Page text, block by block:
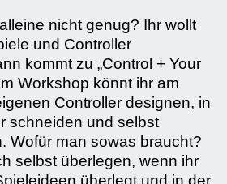
nicht genug? Ihr wollt
und Controller
kommt zu „Control + Your
Workshop könnt ihr am
Controller designen, in
schneiden und selbst
Wofür man sowas braucht?
selbst überlegen, wenn ihr
überlegt und in der